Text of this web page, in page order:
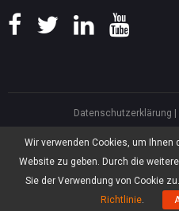
Wir verwenden Cookies, um
Website zu geben. Durch die
Sie der Verwendung von Cookie
Richtlinie.
Datenschutzerklärung |
Asia, Hong Kong, Suite 820,8/F.,
Tsim Sha
MiniTool